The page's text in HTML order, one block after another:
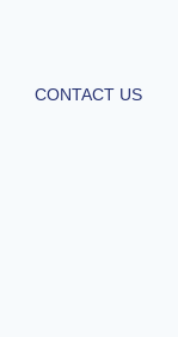
CONTACT US